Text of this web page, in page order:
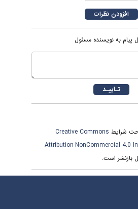
پیام به نویسنده مسئول
شرایطCreative Commons
Attribution-NonCommercial
است.